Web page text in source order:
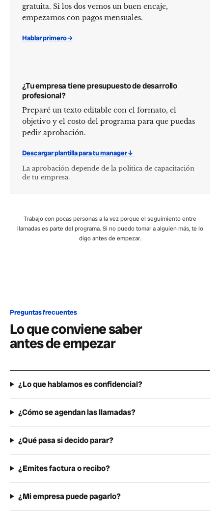
gratuita. Si los dos vemos un buen encaje,
empezamos con pagos mensuales.
Hablar primero→
¿Tu empresa tiene presupuesto de desarrollo
profesional?
Preparé un texto editable con el formato, el
objetivo y el costo del programa para que puedas
pedir aprobación.
Descargar plantilla para tu manager↓
La aprobación depende de la política de capacitación
de tu empresa.
Trabajo con pocas personas a la vez porque el seguimiento entre
llamadas es parte del programa. Si no puedo tomar a alguien más, te lo
digo antes de empezar.
Preguntas frecuentes
Lo que conviene saber
antes de empezar
¿Lo que hablamos es confidencial?
¿Cómo se agendan las llamadas?
¿Qué pasa si decido parar?
¿Emites factura o recibo?
¿Mi empresa puede pagarlo?